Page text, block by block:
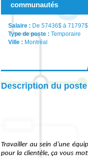
communautés
Salaire : De 57436$ à 71797$
Type de poste : Temporaire
Ville : Montréal
Description du poste
Travailler au sein d’une
pour la clientèle, ça vous